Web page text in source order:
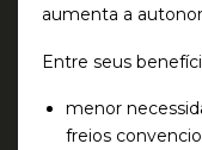
aumenta a
Entre seus
menor
freios